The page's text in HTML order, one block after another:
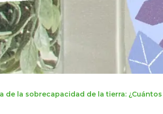
de la sobrecapacidad de la tierra: